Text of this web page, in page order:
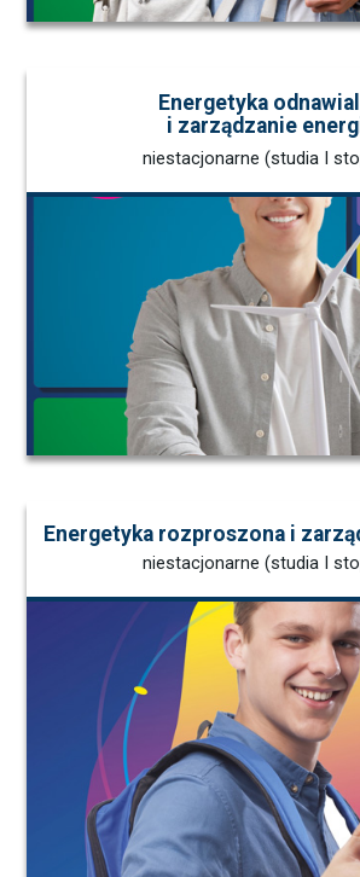
Energetyka
i zarządzanie
niestacjonarne (studia I
Energetyka rozproszona i
niestacjonarne (studia I